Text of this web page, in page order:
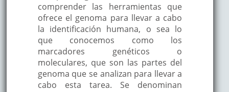
comprender las herramientas que
ofrece el genoma para llevar a cabo
la identificación humana, o sea lo
que conocemos como los
marcadores genéticos o
moleculares, que son las partes del
genoma que se analizan para llevar a
cabo esta tarea. Se denominan